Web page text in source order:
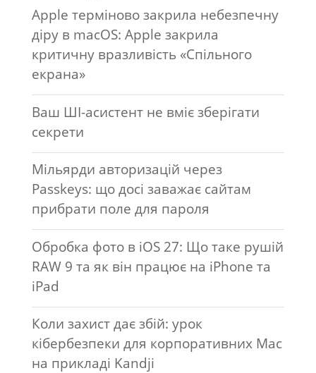
Apple терміново закрила небезпечну
діру в macOS: Apple закрила
критичну вразливість «Спільного
екрана»
Ваш ШІ-асистент не вміє зберігати
секрети
Мільярди авторизацій через
Passkeys: що досі заважає сайтам
прибрати поле для пароля
Обробка фото в iOS 27: Що таке рушій
RAW 9 та як він працює на iPhone та
iPad
Коли захист дає збій: урок
кібербезпеки для корпоративних Mac
на прикладі Kandji